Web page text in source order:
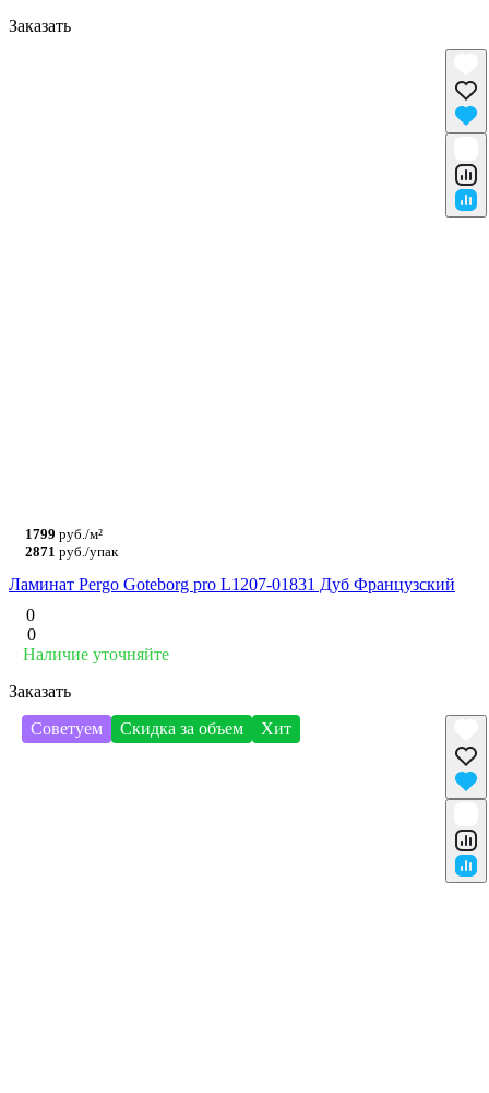
Заказать
1799 руб./м²
2871 руб./упак
Ламинат Pergo Goteborg pro L1207-01831 Дуб Французский
0
0
Наличие уточняйте
Заказать
Советуем
Скидка за объем Хит